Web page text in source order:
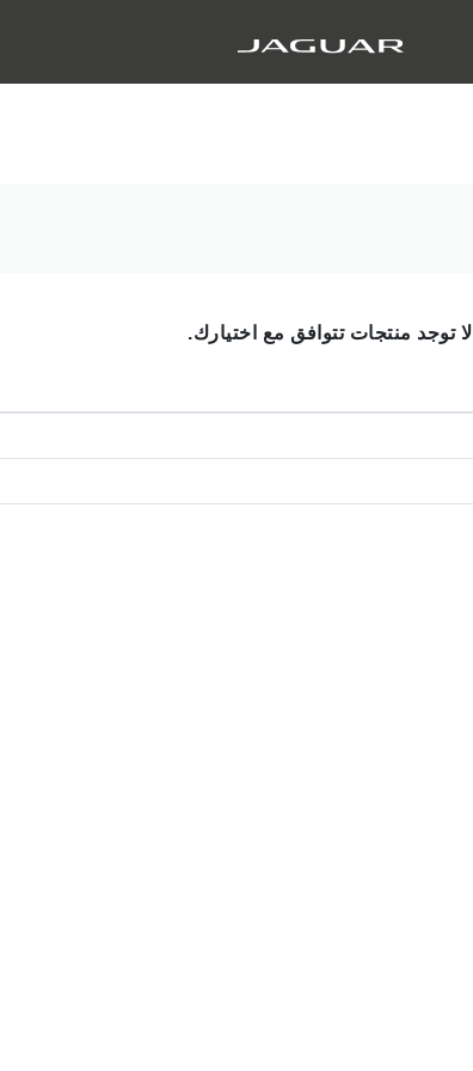
لا توجد منتجات تتوافق مع اختيارك.